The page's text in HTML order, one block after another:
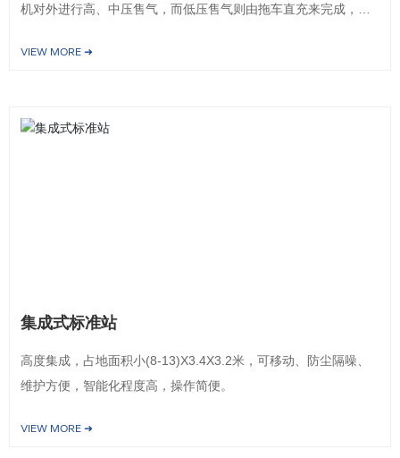
机对外进行高、中压售气，而低压售气则由拖车直充来完成，在
VIEW MORE ➜
集成式标准站
高度集成，占地面积小(8-13)X3.4X3.2米，可移动、防尘隔噪、
维护方便，智能化程度高，操作简便。
VIEW MORE ➜